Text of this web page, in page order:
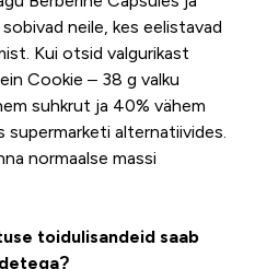
neile, kes eelistavad
Kui otsid valgurikast
Cookie – 38 g valku
suhkrut ja 40% vähem
alternatiivides.
normaalse massi
toidulisandeid saab